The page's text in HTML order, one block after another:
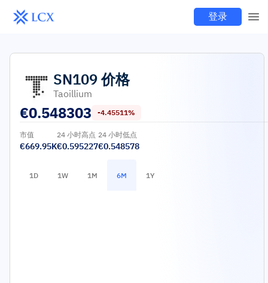
登录
SN109价格
Taoillium
€0.548303 -4.45511%
市值
€669.95K
24 小时高点
€0.595227
24 小时低点
€0.548578
1D 1W 1M 6M 1Y